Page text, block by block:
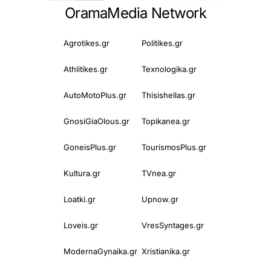
OramaMedia Network
Agrotikes.gr Politikes.gr
Athlitikes.gr Texnologika.gr
AutoMotoPlus.gr Thisishellas.gr
GnosiGiaOlous.gr Topikanea.gr
GoneisPlus.gr TourismosPlus.gr
Kultura.gr TVnea.gr
Loatki.gr Upnow.gr
Loveis.gr VresSyntages.gr
ModernaGynaika.gr Xristianika.gr